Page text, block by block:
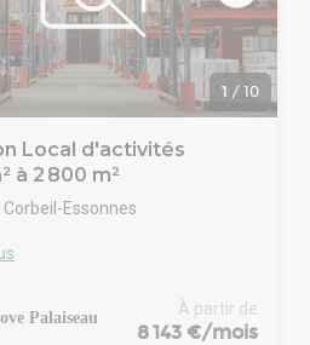
1 /10
Local d'activités
à 2 800 m²
Essonnes
vous propose une opportunité
non divisibles à louer à Corbeil-
Idéalement situés, ces espaces
À partir de
8 143 €/mois